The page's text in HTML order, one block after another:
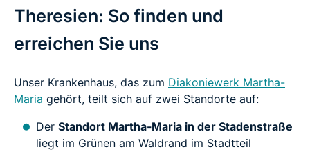
Theresien: So finden und
erreichen Sie uns
Unser Krankenhaus, das zum Diakoniewerk Martha-
Maria gehört, teilt sich auf zwei Standorte auf:
Der Standort Martha-Maria in der Stadenstraße
liegt im Grünen am Waldrand im Stadtteil